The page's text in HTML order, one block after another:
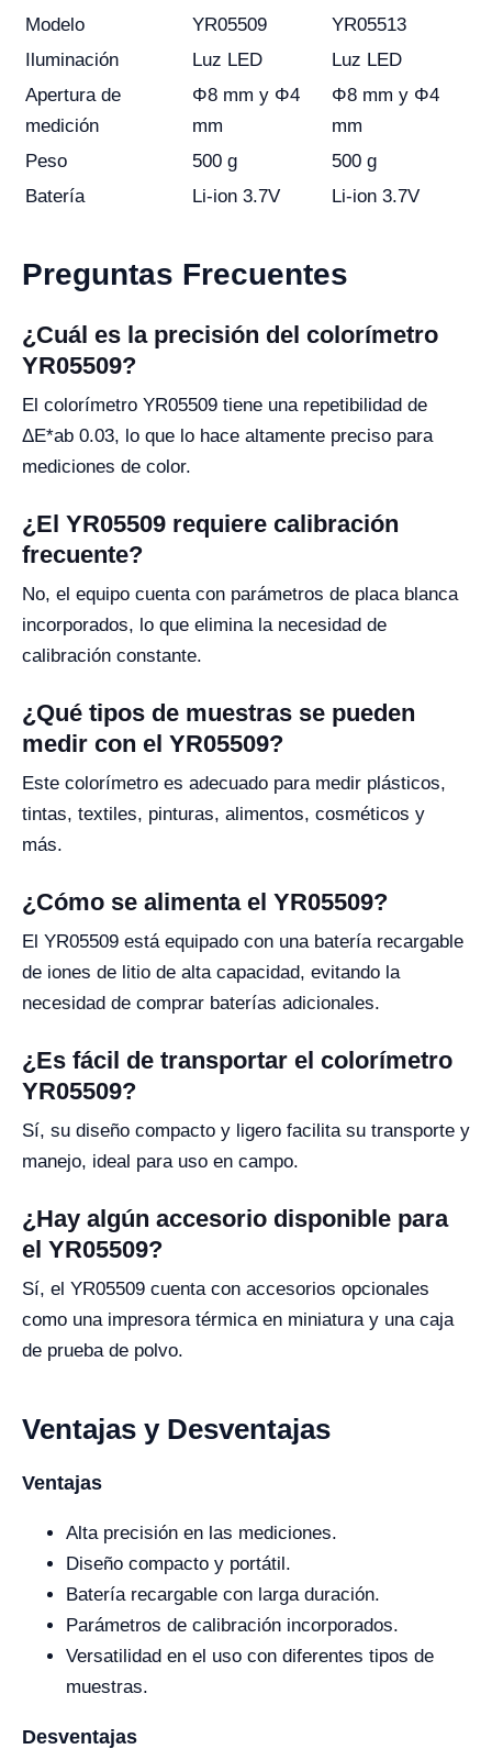
Modelo YR05509
YR05513
Iluminación
Luz LED
Luz LED
Apertura de
medición
Φ8 mm y Φ4
mm
Φ8 mm y Φ4
mm
Peso
500 g
500 g
Batería
Li-ion 3.7V Li-ion 3.7V
Preguntas Frecuentes
¿Cuál es la precisión del colorímetro
YR05509?
El colorímetro YR05509 tiene una repetibilidad de
ΔE*ab 0.03, lo que lo hace altamente preciso para
mediciones de color.
¿El YR05509 requiere calibración
frecuente?
No, el equipo cuenta con parámetros de placa blanca
incorporados, lo que elimina la necesidad de
calibración constante.
¿Qué tipos de muestras se pueden
medir con el YR05509?
Este colorímetro es adecuado para medir plásticos,
tintas, textiles, pinturas, alimentos, cosméticos y
más.
¿Cómo se alimenta el YR05509?
El YR05509 está equipado con una batería recargable
de iones de litio de alta capacidad, evitando la
necesidad de comprar baterías adicionales.
¿Es fácil de transportar el colorímetro
YR05509?
Sí, su diseño compacto y ligero facilita su transporte y
manejo, ideal para uso en campo.
¿Hay algún accesorio disponible para
el YR05509?
Sí, el YR05509 cuenta con accesorios opcionales
como una impresora térmica en miniatura y una caja
de prueba de polvo.
Ventajas y Desventajas
Ventajas
Alta precisión en las mediciones.
Diseño compacto y portátil.
Batería recargable con larga duración.
Parámetros de calibración incorporados.
Versatilidad en el uso con diferentes tipos de
muestras.
Desventajas